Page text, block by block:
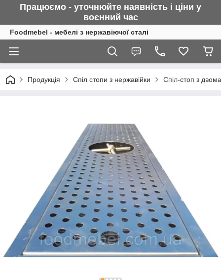
Працюємо - уточнюйте наявність і ціни у
воєнний час
Foodmebel - мебелі з нержавіючої сталі
Продукція Спіл стопи з нержавійки Спіл-стоп з